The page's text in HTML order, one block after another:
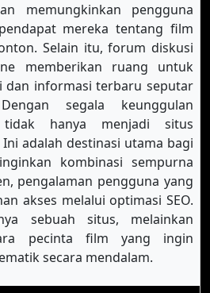
memungkinkan pengguna
mereka tentang film
Selain itu, forum diskusi
memberikan ruang untuk
dan informasi terbaru seputar
segala keunggulan
hanya menjadi situs
adalah destinasi utama bagi
kombinasi sempurna
pengalaman pengguna yang
akses melalui optimasi SEO.
sebuah situs, melainkan
pecinta film yang ingin
secara mendalam.